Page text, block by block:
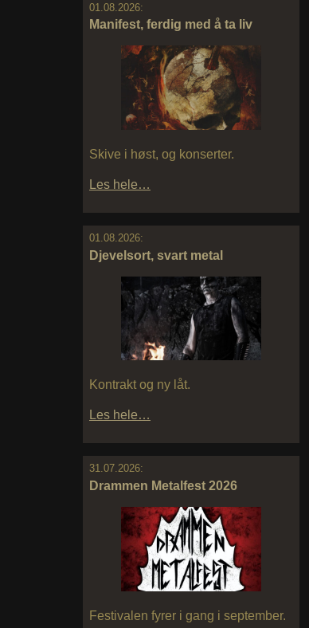
01.08.2026:
Manifest, ferdig med å ta liv
Skive i høst, og konserter.
Les hele…
01.08.2026:
Djevelsort, svart metal
Kontrakt og ny låt.
Les hele…
31.07.2026:
Drammen Metalfest 2026
Festivalen fyrer i gang i september.